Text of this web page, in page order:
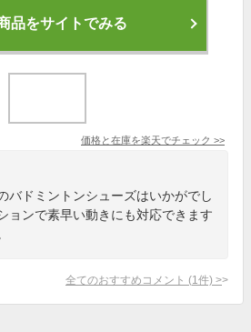
品をサイトでみる
価格と在庫を楽天でチェック >>
バドミントンシューズはいかがでし
ョンで素早い動きにも対応できます
全てのおすすめコメント (1 件) >